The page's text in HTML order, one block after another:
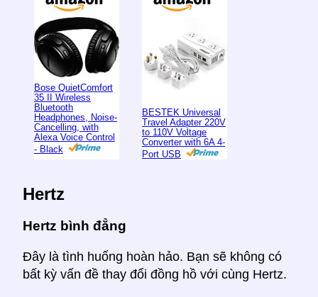
Bose QuietComfort
35 II Wireless
Bluetooth
Headphones, Noise-
Cancelling, with
Alexa Voice Control
- Black
BESTEK Universal
Travel Adapter 220V
to 110V Voltage
Converter with 6A 4-
Port USB
Hertz
Hertz bình đẳng
Đây là tình huống hoàn hảo. Bạn sẽ không có
bất kỳ vấn đề thay đổi đồng hồ với cùng Hertz.